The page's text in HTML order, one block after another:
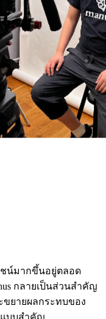
ชน์มากขึ้นอยู่ตลอด
กลายเป็นส่วนสำคัญ
ขยายผลกระทบของ
แบบสำคัญ